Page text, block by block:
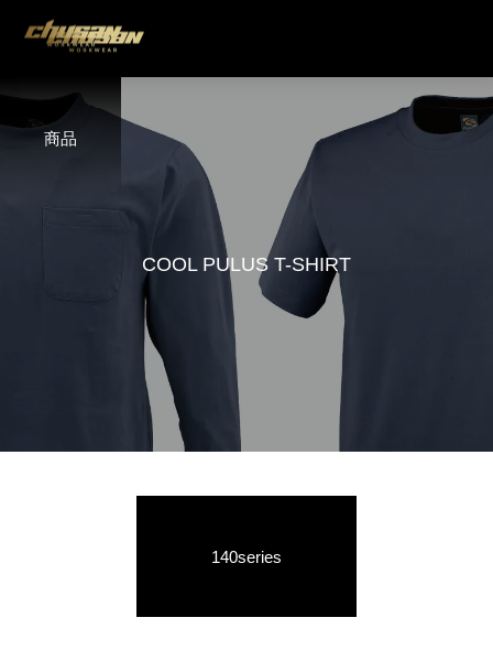
商品
COOL PULUS T-SHIRT
140series